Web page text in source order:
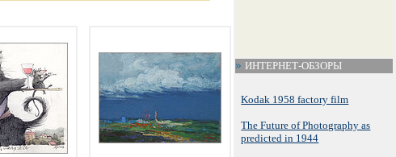
ИНТЕРНЕТ-ОБЗОРЫ
Kodak 1958 factory film
The Future of Photography as
predicted in 1944